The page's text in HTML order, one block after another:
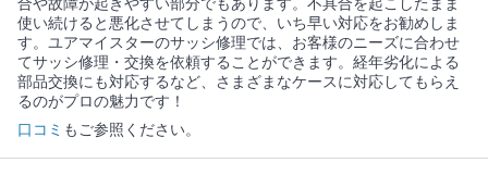
合や故障が起きやすい部分でもあります。不具合を起こしたまま
使い続けると悪化させてしまうので、いち早い対応をお勧めしま
す。ユアマイスターのサッシ修理では、お客様のニーズに合わせ
てサッシ修理・交換を依頼することができます。経年劣化による
部品交換にも対応するなど、さまざまなケースに対応してもらえ
るのがプロの魅力です！
口コミ もご参照ください。